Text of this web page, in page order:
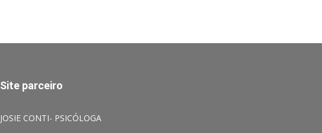
Site parceiro
JOSIE CONTI- PSICÓLOGA